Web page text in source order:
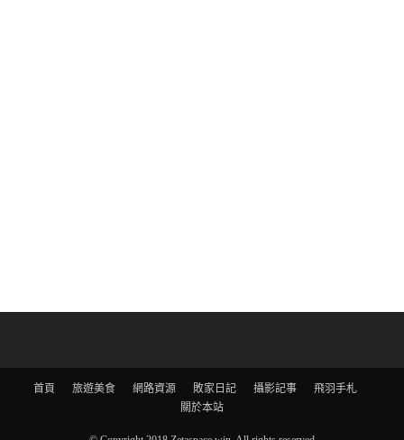
首頁 旅遊美食 網路資源 敗家日記 攝影記事
飛羽手札
關於本站